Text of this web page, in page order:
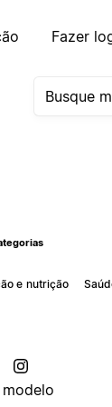
Fazer
e nutrição
modelo